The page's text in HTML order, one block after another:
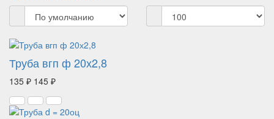
Труба вгп ф 20х2,8
135 ₽ 145 ₽